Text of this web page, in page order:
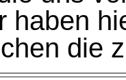
haben
die